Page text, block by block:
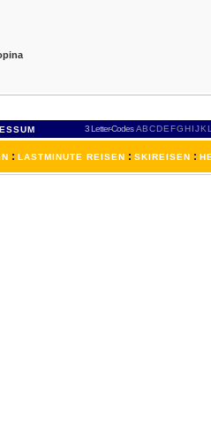
3 Letter-Codes ABCDEFGH IJKL
: LASTMINUTE REISEN : SKIREISEN :